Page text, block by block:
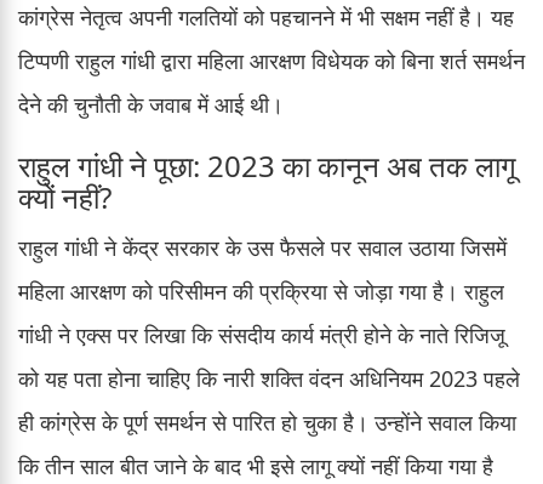
कांग्रेस नेतृत्व अपनी गलतियों को पहचानने में भी सक्षम नहीं है। यह
टिप्पणी राहुल गांधी द्वारा महिला आरक्षण विधेयक को बिना शर्त समर्थन
देने की चुनौती के जवाब में आई थी।
राहुल गांधी ने पूछा: 2023 का कानून अब तक लागू
क्यों नहीं?
राहुल गांधी ने केंद्र सरकार के उस फैसले पर सवाल उठाया जिसमें
महिला आरक्षण को परिसीमन की प्रक्रिया से जोड़ा गया है। राहुल
गांधी ने एक्स पर लिखा कि संसदीय कार्य मंत्री होने के नाते रिजिजू
को यह पता होना चाहिए कि नारी शक्ति वंदन अधिनियम 2023 पहले
ही कांग्रेस के पूर्ण समर्थन से पारित हो चुका है। उन्होंने सवाल किया
कि तीन साल बीत जाने के बाद भी इसे लागू क्यों नहीं किया गया है